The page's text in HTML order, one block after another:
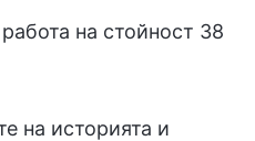
на стойност 38
на историята и